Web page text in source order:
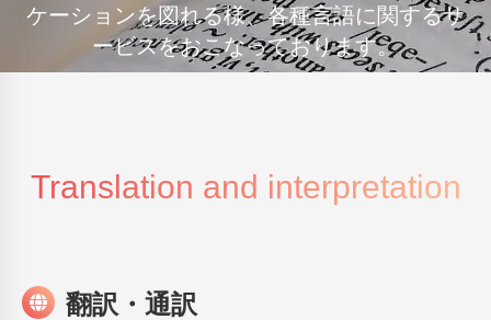
ケーションを図れる様、各種言語に関するサ
ービスをおこなっております。
Translation and interpretation
翻訳・通訳